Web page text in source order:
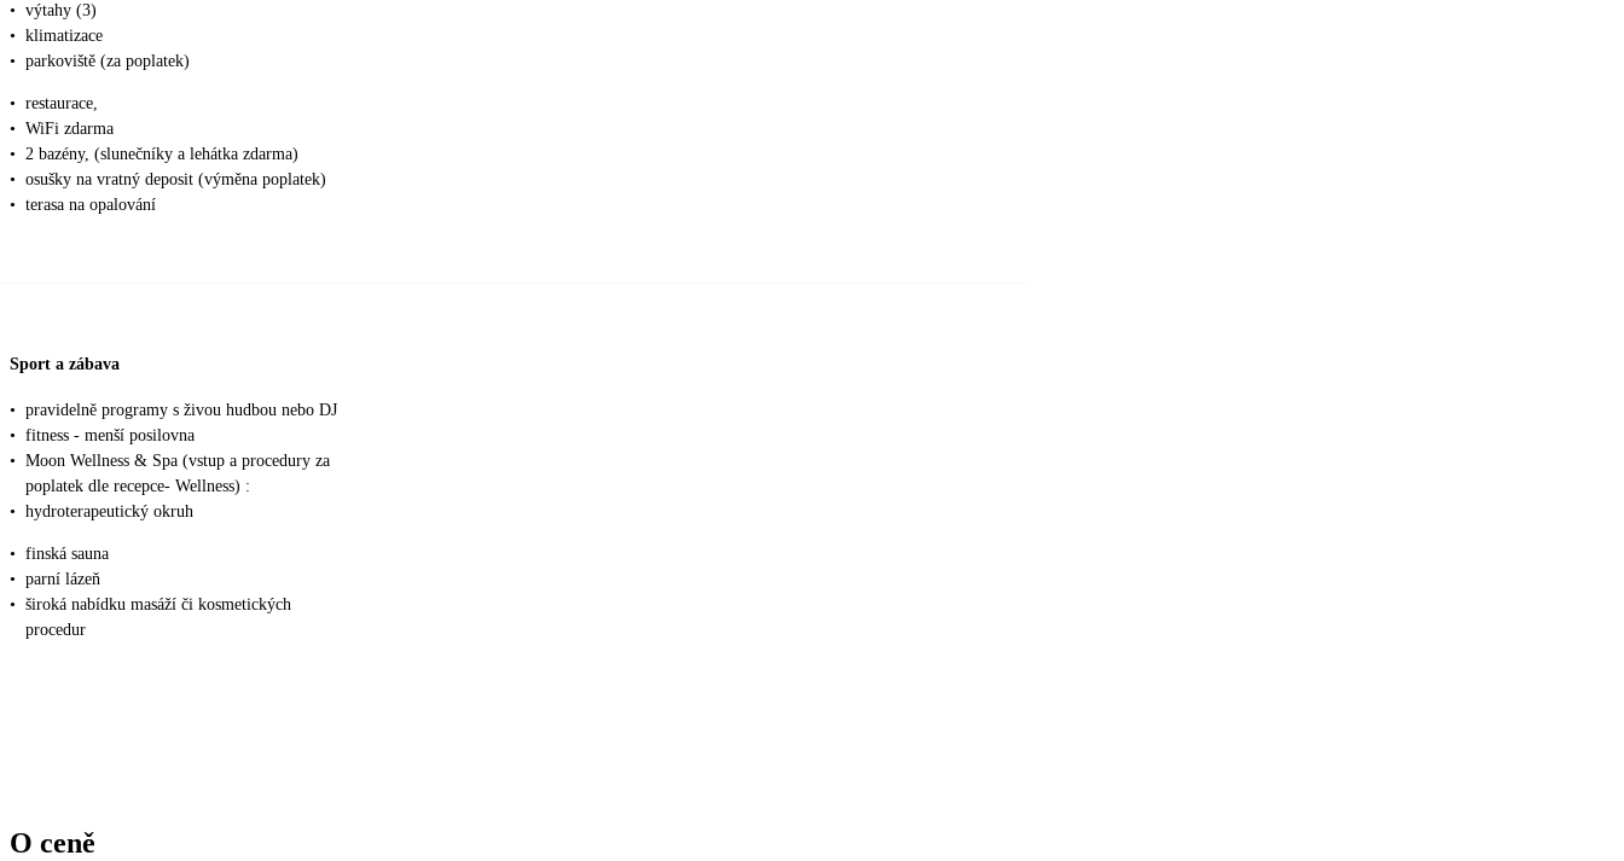
• výtahy (3)
• klimatizace
• parkoviště (za poplatek)
• restaurace,
• WiFi zdarma
• 2 bazény, (slunečníky a lehátka zdarma)
• osušky na vratný deposit (výměna poplatek)
• terasa na opalování
Sport a zábava
• pravidelně programy s živou hudbou nebo DJ
• fitness - menší posilovna
• Moon Wellness & Spa (vstup a procedury za
poplatek dle recepce- Wellness) :
• hydroterapeutický okruh
• finská sauna
• parní lázeň
• široká nabídku masáží či kosmetických
procedur
O ceně